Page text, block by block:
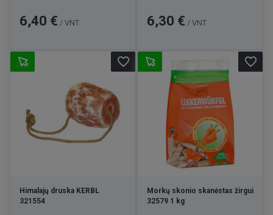
Kaina
6,40 € / VNT
Kaina
6,30 € / VNT
Himalajų druska KERBL
321554
favorite_border
Morkų skonio skanėstas žirgui
32579 1 kg
favorite_border